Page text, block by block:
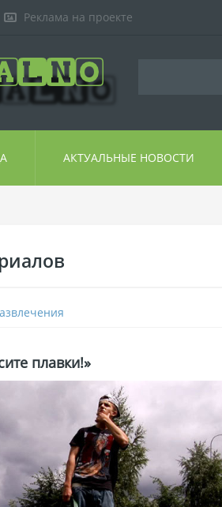
Реклама на проекте
АКТУАЛЬНЫЕ НОВОСТИ
плавки!»